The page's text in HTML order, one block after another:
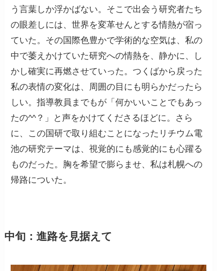
う言葉しか浮かばない。そこで出会う研究者たち
の眼差しには、世界を変革せんとする情熱が宿っ
ていた。その国際色豊かで学術的な空気は、私の
中で萎えかけていた研究への情熱を、静かに、し
かし確実に再燃させていった。つくばから戻った
私の表情の変化は、周囲の目にも明らかだったら
しい。指導教員までもが「何かいいことでもあっ
たの^^？」と声をかけてくださるほどに。さら
に、この国研で取り組むことになったリチウム電
池の研究テーマは、視覚的にも感覚的にも心躍る
ものだった。胸を希望で膨らませ、私は札幌への
帰路についた。
中旬：進路を見据えて